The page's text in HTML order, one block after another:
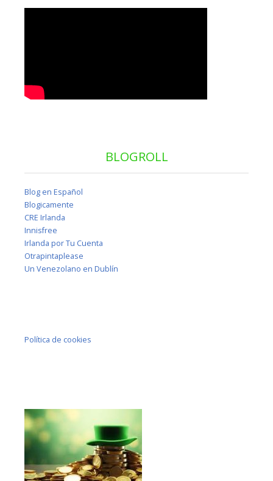
BLOGROLL
Blog en Español
Blogicamente
CRE Irlanda
Innisfree
Irlanda por Tu Cuenta
Otrapintaplease
Un Venezolano en Dublín
Política de cookies